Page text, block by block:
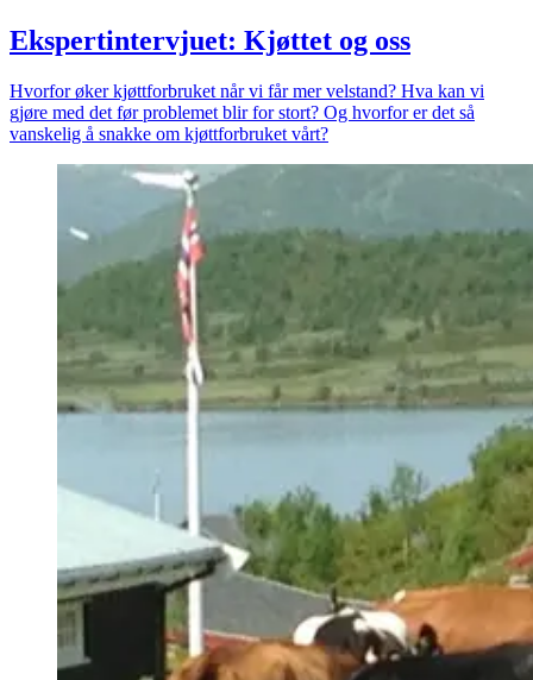
Ekspertintervjuet: Kjøttet og oss
Hvorfor øker kjøttforbruket når vi får mer velstand? Hva kan vi
gjøre med det før problemet blir for stort? Og hvorfor er det så
vanskelig å snakke om kjøttforbruket vårt?